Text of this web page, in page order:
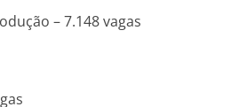
– 7.148 vagas